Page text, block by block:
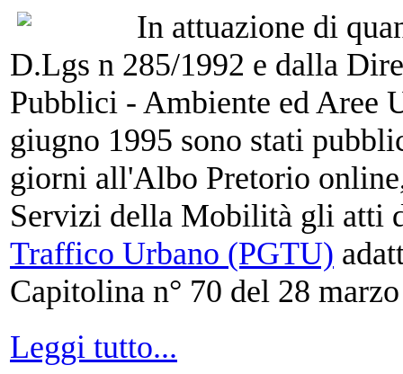
In attuazione di
D.Lgs n 285/1992 e dalla
Pubblici - Ambiente ed Aree
giugno 1995 sono stati
giorni all'Albo Pretorio
Servizi della Mobilità gli atti
Traffico Urbano (PGTU)
Capitolina n° 70 del 28
Leggi tutto...